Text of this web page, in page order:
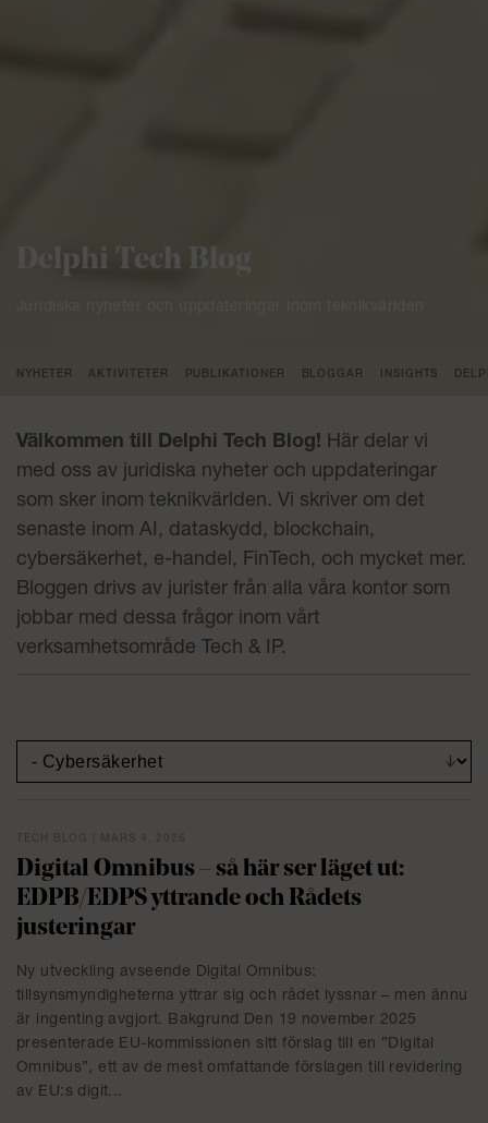
Delphi Tech Blog
NYHETER AKTIVITETER PUBLIKATIONER BLOGGAR INSIGHTS
Välkommen till Delphi Tech Blog! Här delar vi
med oss av juridiska nyheter och uppdateringar
som sker inom teknikvärlden. Vi skriver om det
senaste inom AI, dataskydd, blockchain,
cybersäkerhet, e-handel, FinTech, och mycket mer.
Bloggen drivs av jurister från alla våra kontor som
jobbar med dessa frågor inom vårt
verksamhetsområde Tech & IP.
Digital Omnibus – så här ser läget ut:
EDPB/EDPS yttrande och Rådets
justeringar
Ny utveckling avseende Digital Omnibus:
tillsynsmyndigheterna yttrar sig och rådet lyssnar – men ännu
är ingenting avgjort. Bakgrund Den 19 november 2025
presenterade EU-kommissionen sitt förslag till en ”Digital
Omnibus”, ett av de mest omfattande förslagen till revidering
av EU:s digit...